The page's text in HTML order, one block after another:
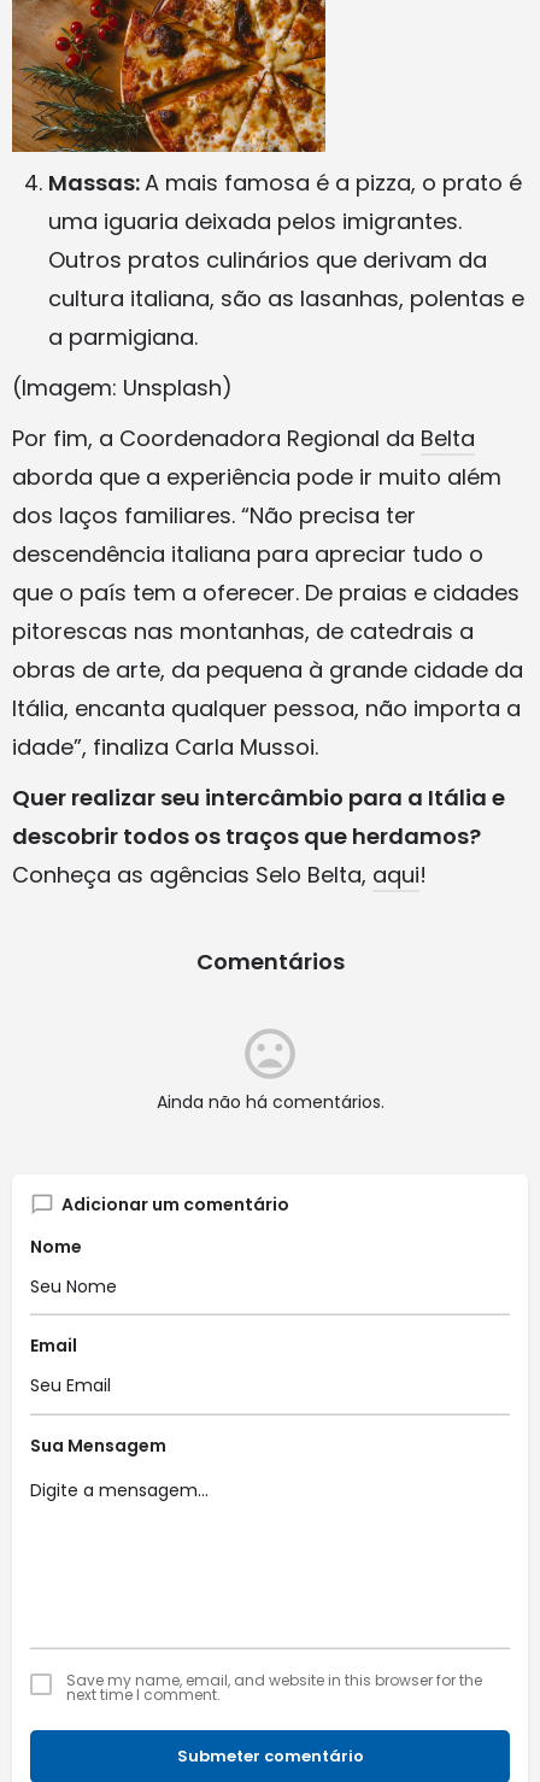
Massas:A mais famosa é a pizza, o prato é
uma iguaria deixada pelos imigrantes.
Outros pratos culinários que derivam da
cultura italiana, são as lasanhas, polentas e
a parmigiana.
(Imagem: Unsplash)
Por fim, a Coordenadora Regional da Belta
aborda que a experiência pode ir muito além
dos laços familiares. “Não precisa ter
descendência italiana para apreciar tudo o
que o país tem a oferecer. De praias e cidades
pitorescas nas montanhas, de catedrais a
obras de arte, da pequena à grande cidade da
Itália, encanta qualquer pessoa, não importa a
idade”, finaliza Carla Mussoi.
Quer realizar seu intercâmbio para a Itália e
descobrir todos os traços que herdamos?
Conheça as agências Selo Belta, aqui!
Comentários
Ainda não há comentários.
Adicionar um comentário
Nome
Email
Sua Mensagem
Save my name, email, and website in this browser for the
next time I comment.
Submeter comentário